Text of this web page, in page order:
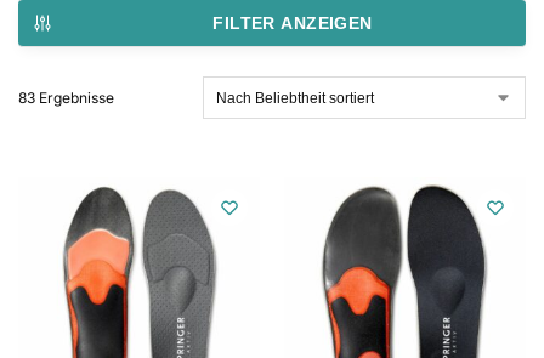
FILTER ANZEIGEN
83 Ergebnisse